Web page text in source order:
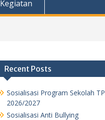
Kegiatan
Recent Posts
Sosialisasi Program Sekolah TP
2026/2027
Sosialisasi Anti Bullying